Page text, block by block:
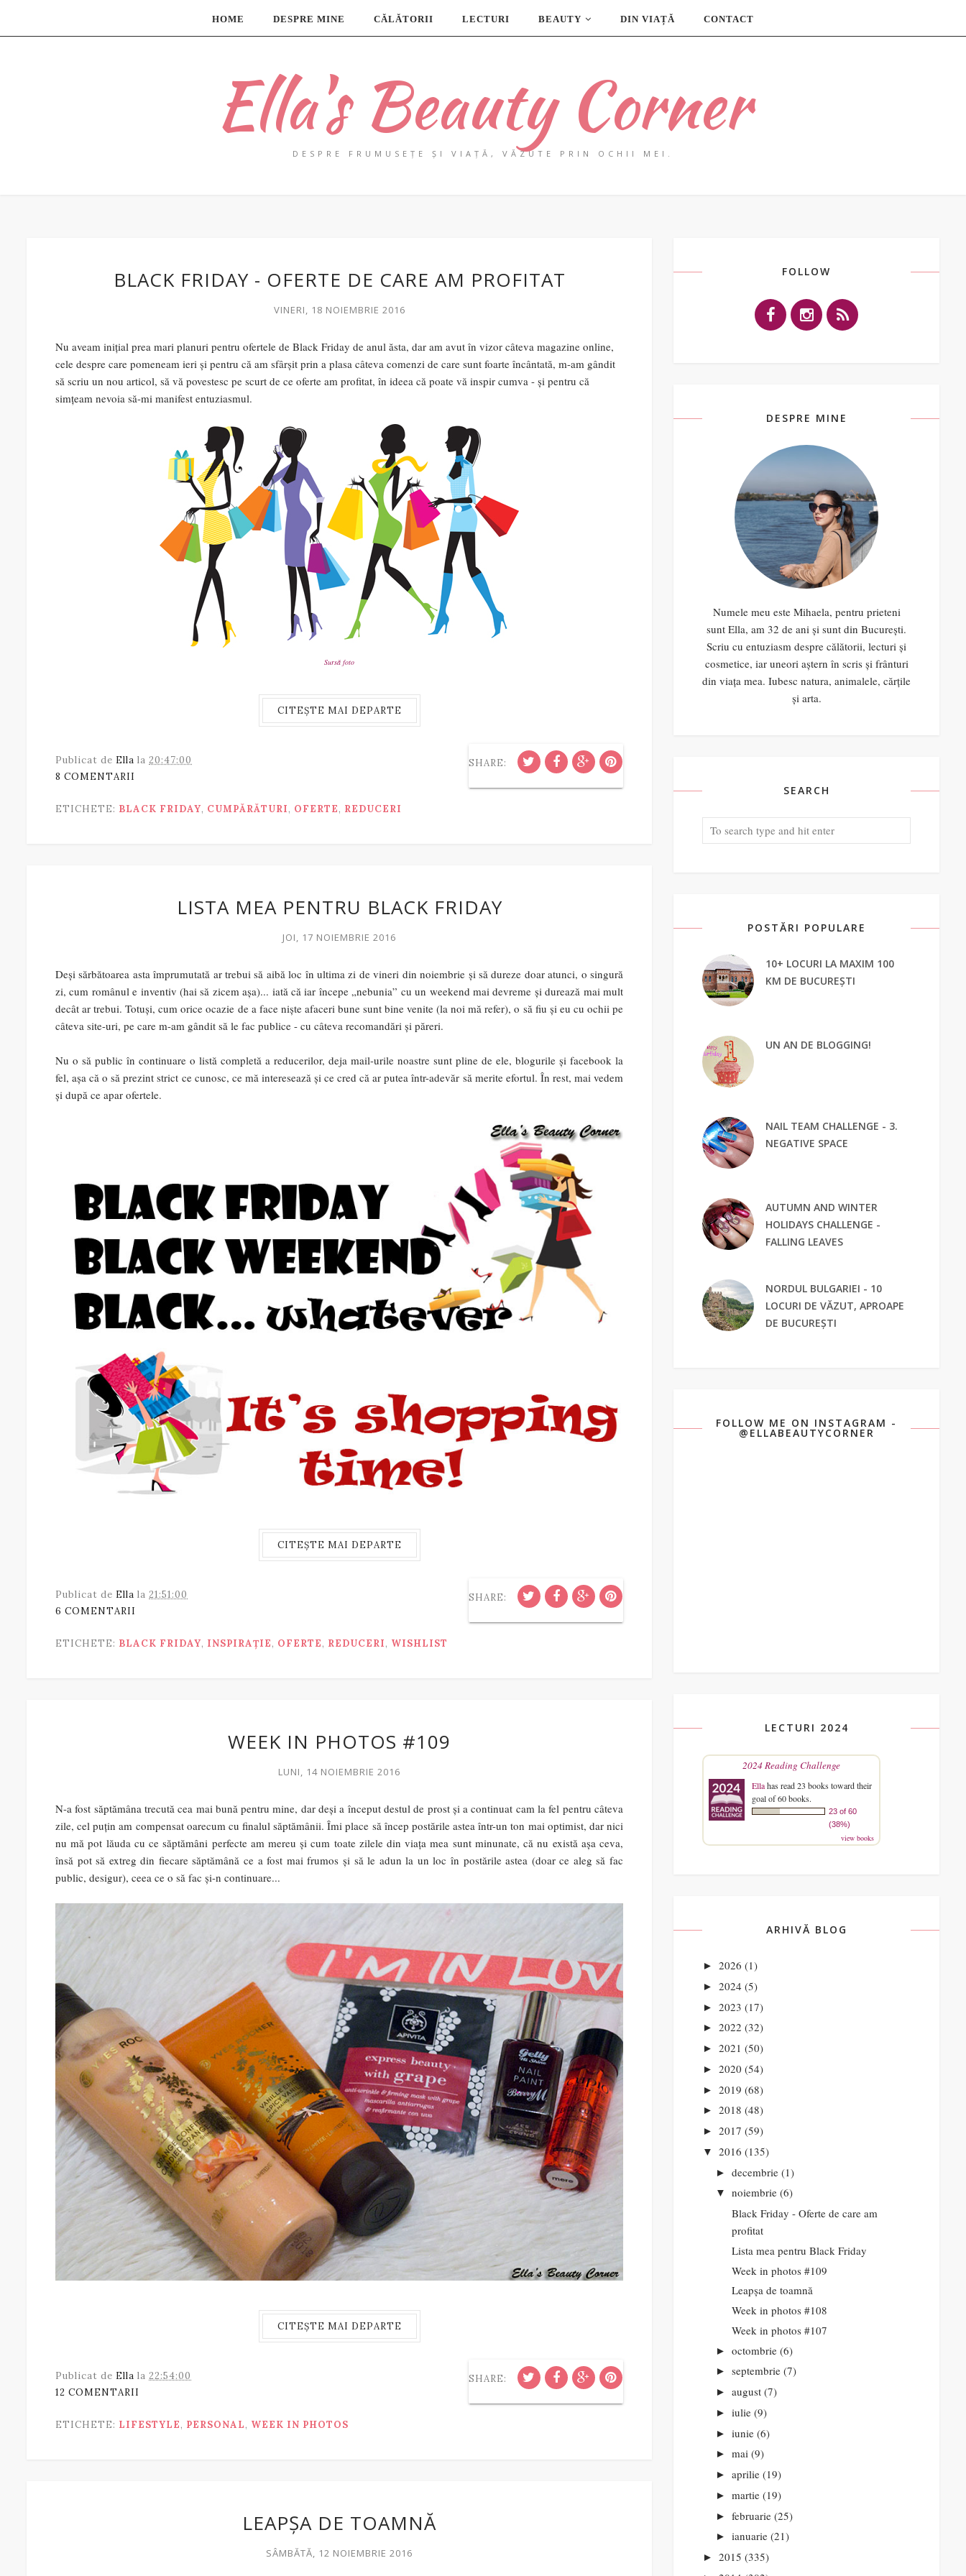
HOME DESPRE MINE CĂLĂTORII LECTURI BEAUTY DIN VIAȚĂ CONTACT
Ella's Beauty Corner
DESPRE FRUMUSEȚE ȘI VIAȚĂ, VĂZUTE PRIN OCHII MEI.
BLACK FRIDAY - OFERTE DE CARE AM PROFITAT
VINERI, 18 NOIEMBRIE 2016
Nu aveam inițial prea mari planuri pentru ofertele de Black Friday de anul ăsta, dar am avut în vizor câteva magazine online,
cele despre care pomeneam ieri și pentru că am sfârșit prin a plasa câteva comenzi de care sunt foarte încântată, m-am gândit
să scriu un nou articol, să vă povestesc pe scurt de ce oferte am profitat, în ideea că poate vă inspir cumva - și pentru că
simțeam nevoia să-mi manifest entuziasmul.
Sursă foto
CITEȘTE MAI DEPARTE
Publicat de Ella la 20:47:00
8 COMENTARII
SHARE:
ETICHETE: BLACK FRIDAY, CUMPĂRĂTURI, OFERTE, REDUCERI
LISTA MEA PENTRU BLACK FRIDAY
JOI, 17 NOIEMBRIE 2016
Deși sărbătoarea asta împrumutată ar trebui să aibă loc în ultima zi de vineri din noiembrie și să dureze doar atunci, o singură
zi, cum românul e inventiv (hai să zicem așa)... iată că iar începe „nebunia” cu un weekend mai devreme și durează mai mult
decât ar trebui. Totuși, cum orice ocazie de a face niște afaceri bune sunt bine venite (la noi mă refer), o să fiu și eu cu ochii pe
câteva site-uri, pe care m-am gândit să le fac publice - cu câteva recomandări și păreri.
Nu o să public în continuare o listă completă a reducerilor, deja mail-urile noastre sunt pline de ele, blogurile și facebook la
fel, așa că o să prezint strict ce cunosc, ce mă interesează și ce cred că ar putea într-adevăr să merite efortul. În rest, mai vedem
și după ce apar ofertele.
CITEȘTE MAI DEPARTE
Publicat de Ella la 21:51:00
6 COMENTARII
SHARE:
ETICHETE: BLACK FRIDAY, INSPIRAȚIE, OFERTE, REDUCERI, WISHLIST
WEEK IN PHOTOS #109
LUNI, 14 NOIEMBRIE 2016
N-a fost săptămâna trecută cea mai bună pentru mine, dar deși a început destul de prost și a continuat cam la fel pentru câteva
zile, cel puțin am compensat oarecum cu finalul săptămânii. Îmi place să încep postările astea într-un ton mai optimist, dar nici
nu mă pot lăuda cu ce săptămâni perfecte am mereu și cum toate zilele din viața mea sunt minunate, că nu există așa ceva,
însă pot să extreg din fiecare săptămână ce a fost mai frumos și să le adun la un loc în postările astea (doar ce aleg să fac
public, desigur), ceea ce o să fac și-n continuare...
CITEȘTE MAI DEPARTE
Publicat de Ella la 22:54:00
12 COMENTARII
SHARE:
ETICHETE: LIFESTYLE, PERSONAL, WEEK IN PHOTOS
LEAPȘA DE TOAMNĂ
SÂMBĂTĂ, 12 NOIEMBRIE 2016
FOLLOW
DESPRE MINE
Numele meu este Mihaela, pentru prieteni
sunt Ella, am 32 de ani și sunt din București.
Scriu cu entuziasm despre călătorii, lecturi și
cosmetice, iar uneori aștern în scris și frânturi
din viața mea. Iubesc natura, animalele, cărțile
și arta.
SEARCH
POSTĂRI POPULARE
10+ LOCURI LA MAXIM 100
KM DE BUCUREȘTI
UN AN DE BLOGGING!
NAIL TEAM CHALLENGE - 3.
NEGATIVE SPACE
AUTUMN AND WINTER
HOLIDAYS CHALLENGE -
FALLING LEAVES
NORDUL BULGARIEI - 10
LOCURI DE VĂZUT, APROAPE
DE BUCUREȘTI
FOLLOW ME ON INSTAGRAM -
@ELLABEAUTYCORNER
LECTURI 2024
2024 Reading Challenge
Ellahas read 23 books toward their
goal of 60 books.
23 of 60
(38%)
view books
ARHIVĂ BLOG
► 2026 (1)
► 2024 (5)
► 2023 (17)
► 2022 (32)
► 2021 (50)
► 2020 (54)
► 2019 (68)
► 2018 (48)
► 2017 (59)
▼ 2016 (135)
► decembrie (1)
▼ noiembrie (6)
Black Friday - Oferte de care am
profitat
Lista mea pentru Black Friday
Week in photos #109
Leapșa de toamnă
Week in photos #108
Week in photos #107
► octombrie (6)
► septembrie (7)
► august (7)
► iulie (9)
► iunie (6)
► mai (9)
► aprilie (19)
► martie (19)
► februarie (25)
► ianuarie (21)
► 2015 (335)